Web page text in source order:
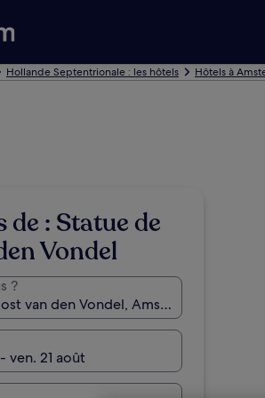
Hollande Septentrionale : les hôtels Hôtels à
de : Statue de
Vondel
?
ven. 21 août